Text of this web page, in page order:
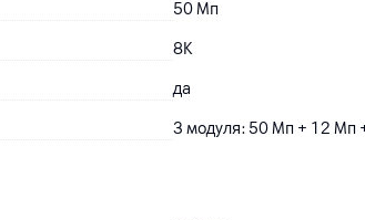
50Мп
8K
да
3 модуля: 50 Мп + 12 Мп